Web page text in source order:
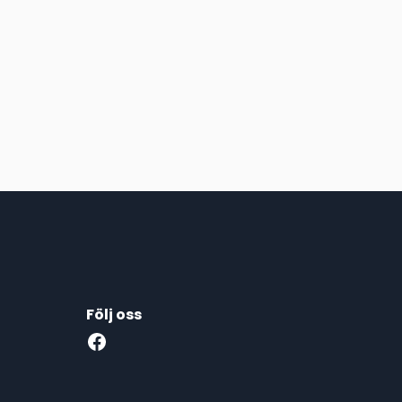
Följ oss
Facebook